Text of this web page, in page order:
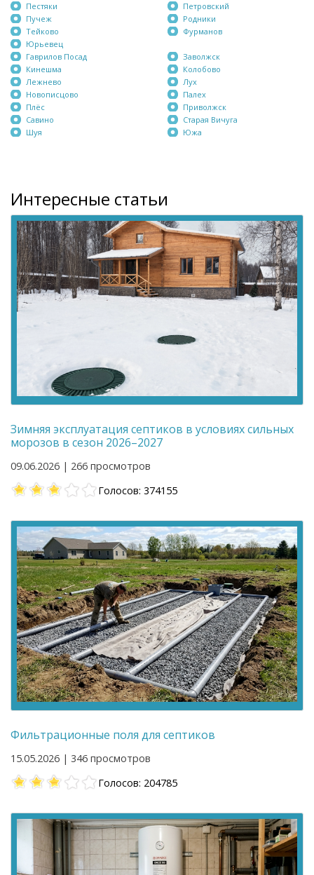
Пестяки
Пучеж
Тейково
Юрьевец
Петровский
Родники
Фурманов
Гаврилов Посад
Кинешма
Лежнево
Новописцово
Плёс
Савино
Шуя
Заволжск
Колобово
Лух
Палех
Приволжск
Старая Вичуга
Южа
Интересные статьи
Зимняя эксплуатация септиков в условиях сильных
морозов в сезон 2026–2027
09.06.2026 | 266 просмотров
Голосов: 374155
Фильтрационные поля для септиков
15.05.2026 | 346 просмотров
Голосов: 204785